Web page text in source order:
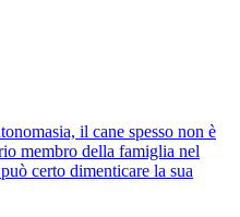
il cane spesso non è
membro della famiglia nel
certo dimenticare la sua